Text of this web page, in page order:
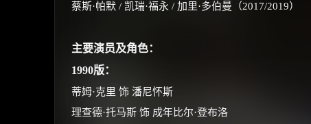
蔡斯·帕默 / 凯瑞·福永 / 加里·多伯曼（2017/2019）
主要演员及角色：
1990版：
蒂姆·克里 饰 潘尼怀斯
理查德·托马斯 饰 成年比尔·登布洛